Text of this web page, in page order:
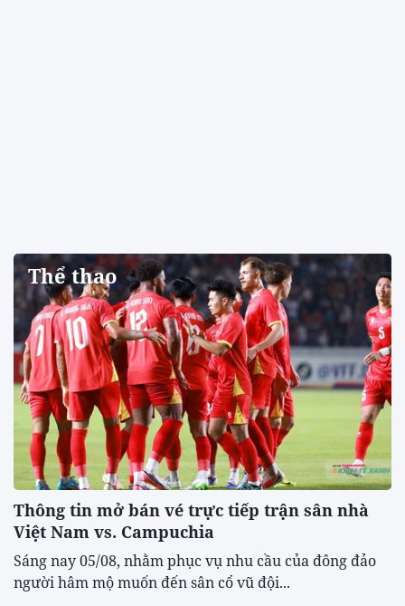
Thể thao
Thông tin mở bán vé trực tiếp trận sân nhà
Việt Nam vs. Campuchia
Sáng nay 05/08, nhằm phục vụ nhu cầu của đông đảo
người hâm mộ muốn đến sân cổ vũ đội...